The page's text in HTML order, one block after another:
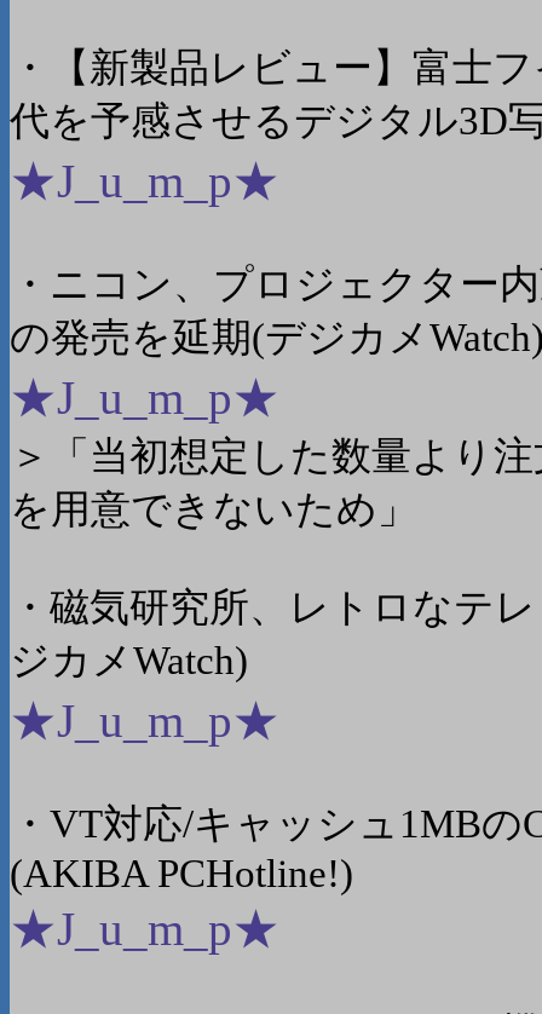
・【新製品レビュー】富士
代を予感させるデジタル3D
★J_u_m_p★
・ニコン、プロジェクター
の発売を延期(デジカメ
★J_u_m_p★
＞「当初想定した数量より
を用意できないため」
・磁気研究所、レトロなテ
ジカメWatch)
★J_u_m_p★
・VT対応/キャッシュ1MBの
(AKIBA PCHotline!)
★J_u_m_p★